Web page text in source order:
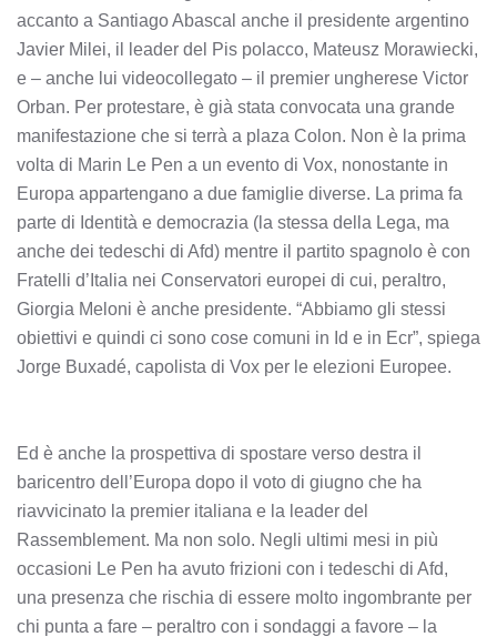
accanto a Santiago Abascal anche il presidente argentino
Javier Milei, il leader del Pis polacco, Mateusz Morawiecki,
e – anche lui videocollegato – il premier ungherese Victor
Orban. Per protestare, è già stata convocata una grande
manifestazione che si terrà a plaza Colon. Non è la prima
volta di Marin Le Pen a un evento di Vox, nonostante in
Europa appartengano a due famiglie diverse. La prima fa
parte di Identità e democrazia (la stessa della Lega, ma
anche dei tedeschi di Afd) mentre il partito spagnolo è con
Fratelli d’Italia nei Conservatori europei di cui, peraltro,
Giorgia Meloni è anche presidente. “Abbiamo gli stessi
obiettivi e quindi ci sono cose comuni in Id e in Ecr”, spiega
Jorge Buxadé, capolista di Vox per le elezioni Europee.
Ed è anche la prospettiva di spostare verso destra il
baricentro dell’Europa dopo il voto di giugno che ha
riavvicinato la premier italiana e la leader del
Rassemblement. Ma non solo. Negli ultimi mesi in più
occasioni Le Pen ha avuto frizioni con i tedeschi di Afd,
una presenza che rischia di essere molto ingombrante per
chi punta a fare – peraltro con i sondaggi a favore – la